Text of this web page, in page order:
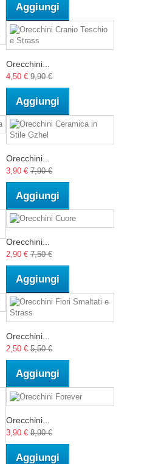
Aggiungi
Orecchini...
4,50 € 9,90 €
Aggiungi
Orecchini...
3,90 € 7,90 €
Aggiungi
Orecchini...
2,90 € 7,50 €
Aggiungi
Orecchini...
2,50 € 5,50 €
Aggiungi
Orecchini...
3,90 € 8,90 €
Aggiungi